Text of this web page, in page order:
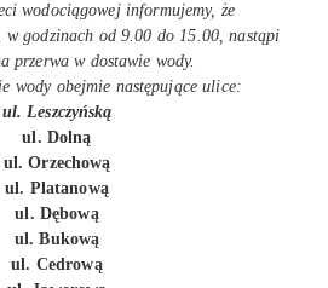
wodociągowej informujemy, że
godzinach od 9.00 do 15.00, nastąpi
przerwa w dostawie wody.
wody obejmie następujące ulice:
ul. Leszczyńską
ul. Dolną
ul. Orzechową
ul. Platanową
ul. Dębową
ul. Bukową
ul. Cedrową